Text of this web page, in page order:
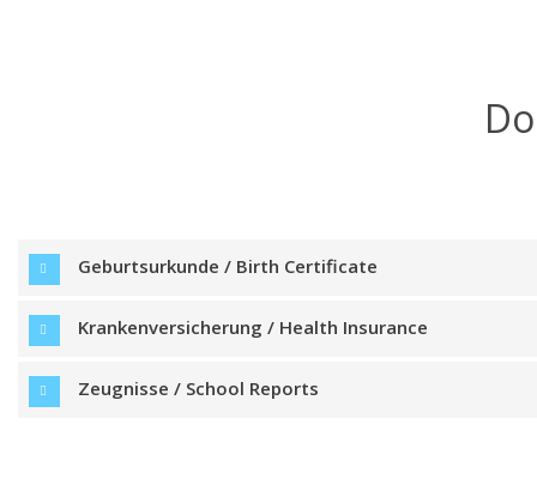
Geburtsurkunde / Birth Certificate
Krankenversicherung / Health Insurance
Zeugnisse / School Reports